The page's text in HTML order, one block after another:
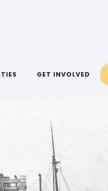
GET INVOLVED